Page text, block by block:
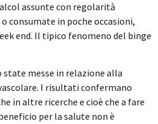
assunte con regolarità
consumate in poche occasioni,
end. Il tipico fenomeno del binge
messe in relazione alla
I risultati confermano
in altre ricerche e cioè che a fare
per la salute non è